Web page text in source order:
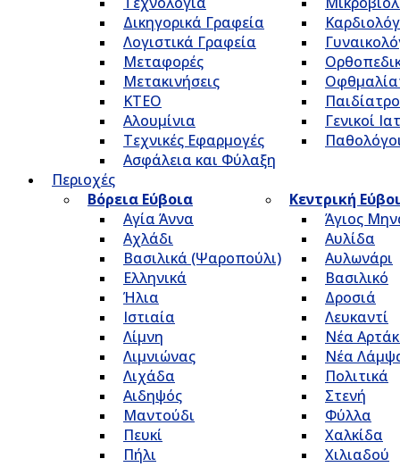
Δικηγορικά Γραφεία
Λογιστικά Γραφεία
Μεταφορές
Μετακινήσεις
ΚΤΕΟ
Αλουμίνια
Τεχνικές Εφαρμογές
Ασφάλεια και Φύλαξη
Γενικοί
Περιοχές
Βόρεια Εύβοια
Αγία Άννα
Αχλάδι
Βασιλικά (Ψαροπούλι)
Ελληνικά
Ήλια
Ιστιαία
Λίμνη
Λιμνιώνας
Λιχάδα
Αιδηψός
Μαντούδι
Πευκί
Πήλι
Κεντρική
Άγιος
Αυλίδα
Αυλωνάρι
Βασιλικό
Δροσιά
Λευκαντί
Νέα
Νέα
Πολιτικά
Στενή
Φύλλα
Χαλκίδα
Χιλιαδού